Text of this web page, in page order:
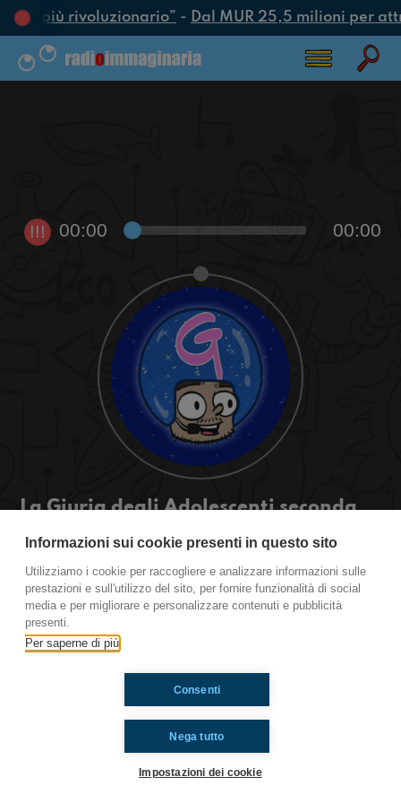
più rivoluzionario”- Dal MUR 25,5 milioni per
!!! 00:00 00:00
La Giuria degli Adolescenti seconda
Ti è piaciuto? Condividilo!
Informazioni sui cookie presenti in questo sito
Utilizziamo i cookie per raccogliere e analizzare informazioni sulle
prestazioni e sull'utilizzo del sito, per fornire funzionalità di social
media e per migliorare e personalizzare contenuti e pubblicità
presenti.
Per saperne di più
Nega tutto
Consenti
Impostazioni dei cookie